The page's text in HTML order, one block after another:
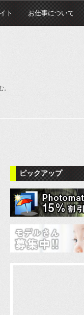
ト お仕事について
。
ピックアップ